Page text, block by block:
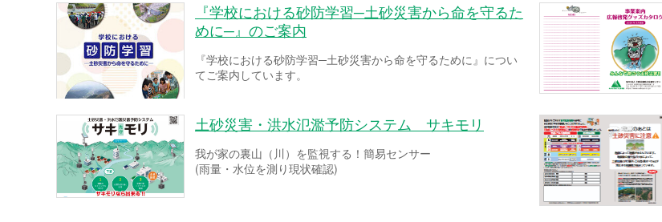
『学校における砂防学習─土砂災害から命を守るた
めに─』のご案内
『学校における砂防学習─土砂災害から命を守るために』につい
てご案内しています。
土砂災害・洪水氾濫予防システム サキモリ
我が家の裏山（川）を監視する！簡易センサー
(雨量・水位を測り現状確認)